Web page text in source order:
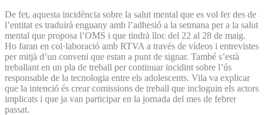
De fet, aquesta incidència sobre la salut mental que es vol fer des de
l’entitat es traduirà enguany amb l’adhesió a la setmana per a la salut
mental que proposa l’OMS i que tindrà lloc del 22 al 28 de maig.
Ho faran en col·laboració amb RTVA a través de vídeos i entrevistes
per mitjà d’un conveni que estan a punt de signar. També s’està
treballant en un pla de treball per continuar incidint sobre l’ús
responsable de la tecnologia entre els adolescents. Vila va explicar
que la intenció és crear comissions de treball que incloguin els actors
implicats i que ja van participar en la jornada del mes de febrer
passat.